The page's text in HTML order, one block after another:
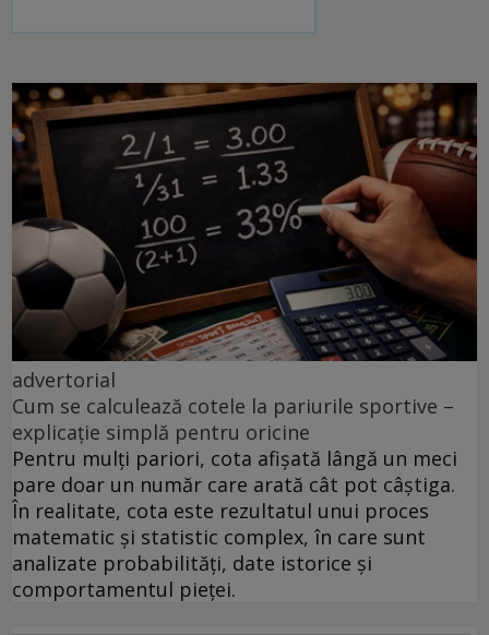
advertorial
Cum se calculează cotele la pariurile sportive –
explicație simplă pentru oricine
Pentru mulți pariori, cota afișată lângă un meci
pare doar un număr care arată cât pot câștiga.
În realitate, cota este rezultatul unui proces
matematic și statistic complex, în care sunt
analizate probabilități, date istorice și
comportamentul pieței.